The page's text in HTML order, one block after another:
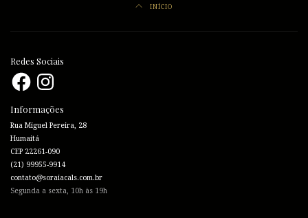
INÍCIO
Redes Sociais
FacebookInstagram
Informações
Rua Miguel Pereira, 28
Humaitá
CEP 22261-090
(21) 99955-9914
contato@soraiacals.com.br
Segunda a sexta, 10h às 19h